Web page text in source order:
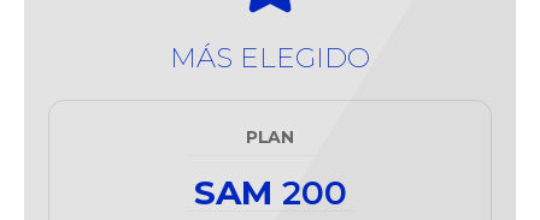
MÁS ELEGIDO
PLAN
SAM 200